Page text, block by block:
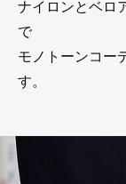
ナイロンとベロ
で
モノトーンコー
す。